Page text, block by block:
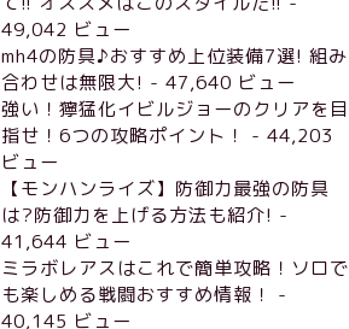
49,042 ビュー
mh4の防具♪おすすめ上位装備7選! 組み
合わせは無限大! - 47,640 ビュー
強い！獰猛化イビルジョーのクリアを目
指せ！6つの攻略ポイント！
- 44,203
ビュー
【モンハンライズ】防御力最強の防具
は?防御力を上げる方法も紹介! -
41,644 ビュー
ミラボレアスはこれで簡単攻略！ソロで
も楽しめる戦闘おすすめ情報！
-
40,145 ビュー